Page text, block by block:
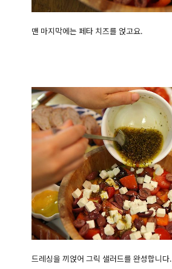
맨 마지막에는 페타 치즈를 얹고요.
드레싱을 끼얹어 그릭 샐러드를 완성합니다.